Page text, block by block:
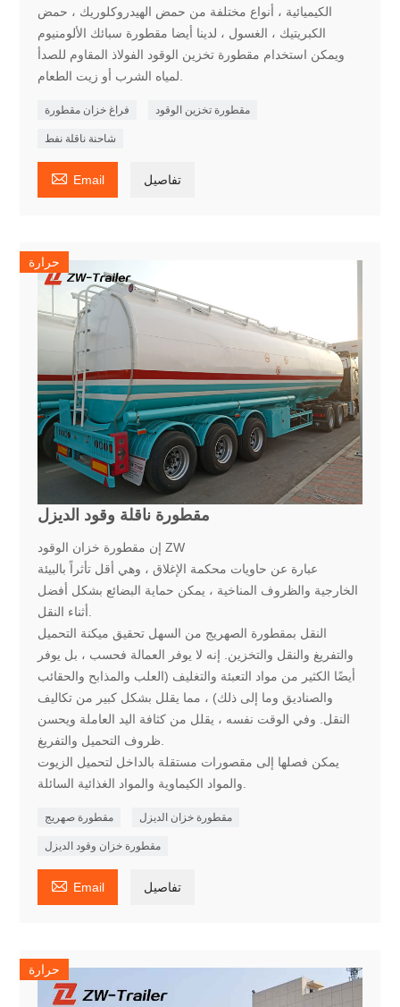
الكيميائية ، أنواع مختلفة من حمض الهيدروكلوريك ، حمض
الكبريتيك ، الغسول ، لدينا أيضا مقطورة سبائك الألومنيوم
ويمكن استخدام مقطورة تخزين الوقود الفولاذ المقاوم للصدأ
لمياه الشرب أو زيت الطعام.
فراغ خزان مقطورة مقطورة تخزين الوقود
شاحنة ناقلة نفط
 Email تفاصيل
حرارة
مقطورة ناقلة وقود الديزل
إن مقطورة خزان الوقود ZW
عبارة عن حاويات محكمة الإغلاق ، وهي أقل تأثراً بالبيئة
الخارجية والظروف المناخية ، يمكن حماية البضائع بشكل أفضل
النقل بمقطورة الصهريج من السهل تحقيق ميكنة التحميل
والتفريغ والنقل والتخزين. إنه لا يوفر العمالة فحسب ، بل يوفر
أيضًا الكثير من مواد التعبئة والتغليف (العلب والمذابح والحقائب
والصناديق وما إلى ذلك) ، مما يقلل بشكل كبير من تكاليف
النقل. وفي الوقت نفسه ، يقلل من كثافة اليد العاملة ويحسن
يمكن فصلها إلى مقصورات مستقلة بالداخل لتحميل الزيوت
مقطورة صهريج مقطورة خزان الديزل
مقطورة خزان وقود الديزل
 Email تفاصيل
حرارة